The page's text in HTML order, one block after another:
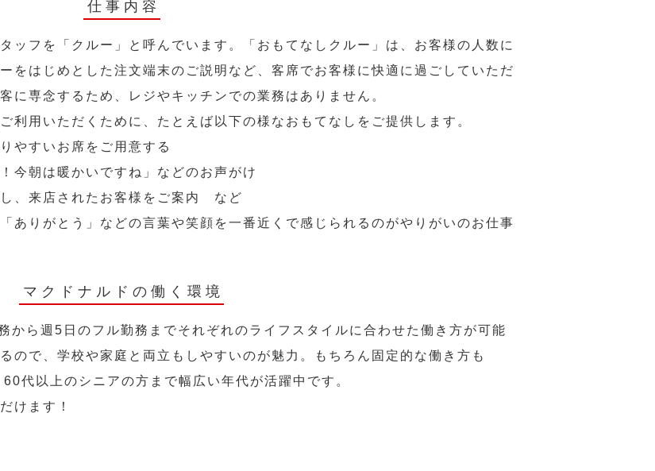
仕事内容
ッフを「クルー」と呼んでいます。「おもてなしクルー」は、お客様の人数に
をはじめとした注文端末のご説明など、客席でお客様に快適に過ごしていただ
に専念するため、レジやキッチンでの業務はありません。
利用いただくために、たとえば以下の様なおもてなしをご提供します。
やすいお席をご用意する
今朝は暖かいですね」などのお声がけ
、来店されたお客様をご案内 など
ありがとう」などの言葉や笑顔を一番近くで感じられるのがやりがいのお仕事
マクドナルドの働く環境
から週5日のフル勤務までそれぞれのライフスタイルに合わせた働き方が可能
ので、学校や家庭と両立もしやすいのが魅力。もちろん固定的な働き方も
代以上のシニアの方まで幅広い年代が活躍中です。
けます！